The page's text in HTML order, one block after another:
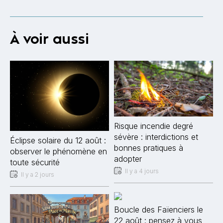
À voir aussi
Éclipse solaire du 12 août :
observer le phénomène en
toute sécurité
Il y a 2 jours
Risque incendie degré
sévère : interdictions et
bonnes pratiques à
adopter
Il y a 4 jours
Boucle des Faïenciers le
22 août : pensez à vous